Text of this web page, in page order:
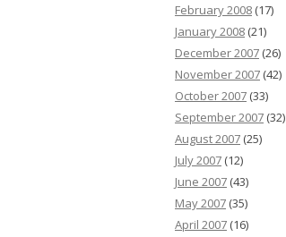
February 2008 (17)
January 2008 (21)
December 2007 (26)
November 2007 (42)
October 2007 (33)
September 2007 (32)
August 2007 (25)
July 2007 (12)
June 2007 (43)
May 2007 (35)
April 2007 (16)